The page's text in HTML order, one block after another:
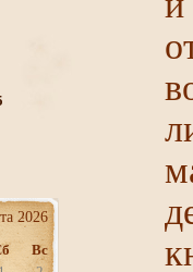
2026
Вс